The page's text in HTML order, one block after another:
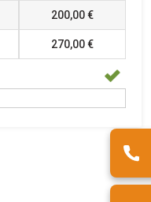
200,00 €
270,00 €